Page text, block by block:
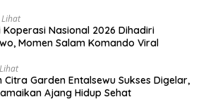
Nasional 2026 Dihadiri
Momen Salam Komando Viral
Citra Garden Entalsewu Sukses Digelar,
Ajang Hidup Sehat